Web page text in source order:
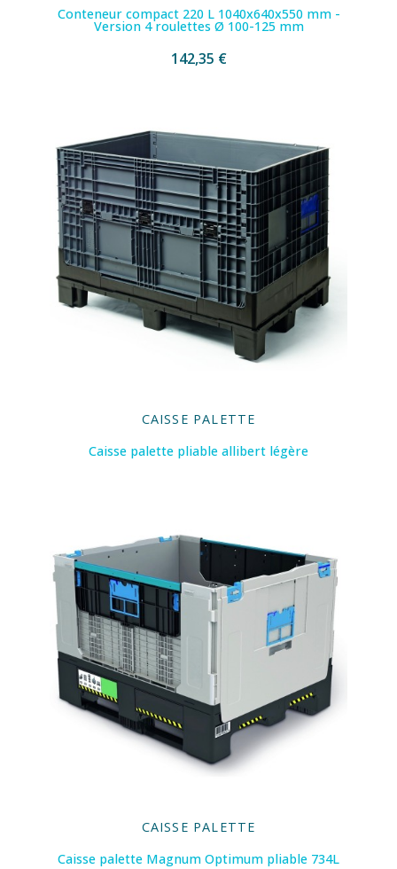
Conteneur compact 220 L 1040x640x550 mm -
Version 4 roulettes Ø 100-125 mm
142,35 €
CAISSE PALETTE
Caisse palette pliable allibert légère
CAISSE PALETTE
Caisse palette Magnum Optimum pliable 734L